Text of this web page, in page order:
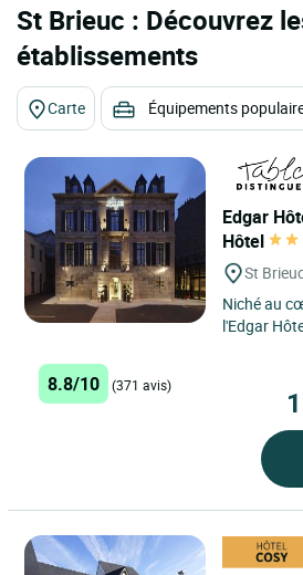
St Brieuc : Découvrez
établissements
Carte Équipements
Edgar
Hôtel
St
Niché au
l'Edgar
8.8/10 (371 avis)